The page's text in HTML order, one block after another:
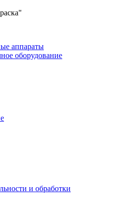
аппараты
оборудование
и обработки